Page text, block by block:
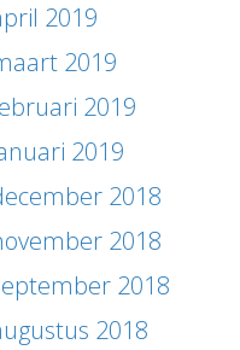
2019
2019
2019
2019
2018
2018
2018
2018